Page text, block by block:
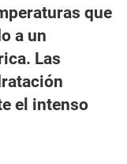
que
a un
Las
el intenso